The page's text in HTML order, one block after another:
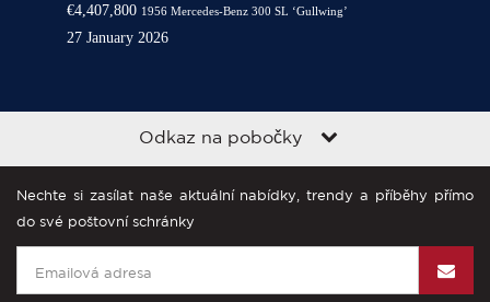
€4,407,800 1956 Mercedes-Benz 300 SL ‘Gullwing’
27 January 2026
Odkaz na pobočky
Nechte si zasílat naše aktuální nabídky, trendy a příběhy přímo
do své poštovní schránky